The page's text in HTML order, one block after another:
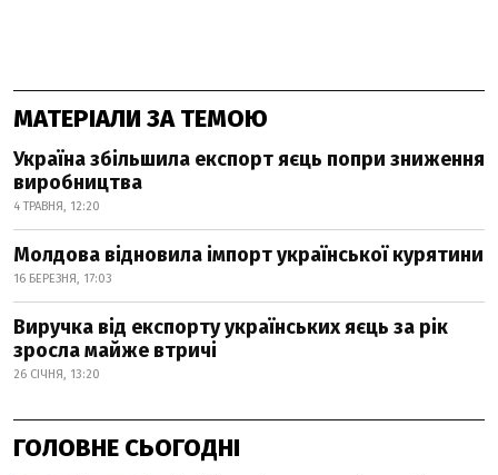
МАТЕРІАЛИ ЗА ТЕМОЮ
Україна збільшила експорт яєць попри зниження
виробництва
4 ТРАВНЯ, 12:20
Молдова відновила імпорт української курятини
16 БЕРЕЗНЯ, 17:03
Виручка від експорту українських яєць за рік
зросла майже втричі
26 СІЧНЯ, 13:20
ГОЛОВНЕ СЬОГОДНІ